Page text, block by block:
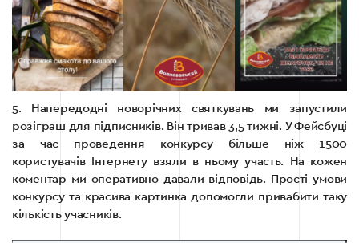
5. Напередодні новорічних святкувань ми запустили
розіграш для підписників. Він тривав 3,5 тижні. У Фейсбуці
за час проведення конкурсу більше ніж 1500
користувачів Інтернету взяли в ньому участь. На кожен
коментар ми оперативно давали відповідь. Прості умови
конкурсу та красива картинка допомогли привабити таку
кількість учасників.